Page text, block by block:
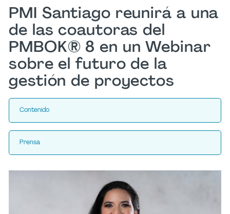
PMI Santiago reunirá a una
de las coautoras del
PMBOK® 8 en un Webinar
sobre el futuro de la
gestión de proyectos
Contenido
Prensa